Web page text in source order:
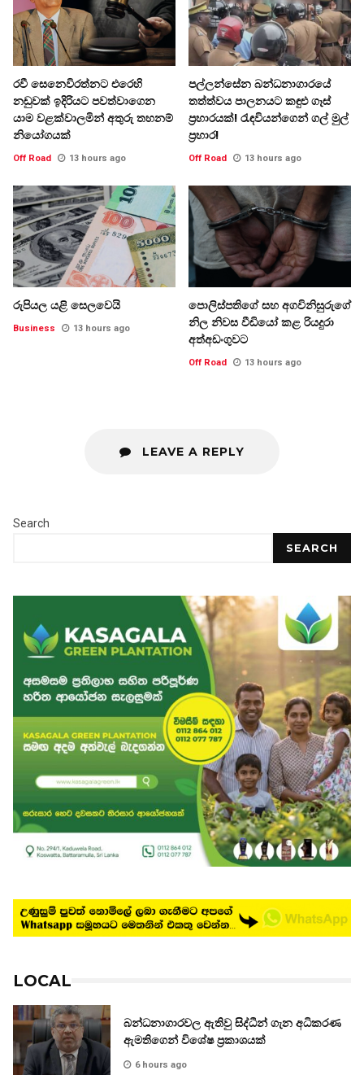
රවී සෙනෙවිරත්නට එරෙහි
නඩුවක් ඉදිරියට පවත්වාගෙන
යාම වළක්වාලමින් අතුරු තහනම්
නියෝගයක්
Off Road 13 hours ago
පල්ලන්සේන බන්ධනාගාරයේ
තත්ත්වය පාලනයට කඳුළු ගෑස්
ප්‍රහාරයක්! රැඳවියන්ගෙන් ගල් මුල්
ප්‍රහාර!
Off Road 13 hours ago
රුපියල යළි සෙලවෙයි
Business 13 hours ago
පොලිස්පතිගේ සහ අගවිනිසුරුගේ
නිල නිවස වීඩියෝ කළ රියදුරා
අත්අඩංගුවට
Off Road 13 hours ago
LEAVE A REPLY
Search
SEARCH
LOCAL
බන්ධනාගාරවල ඇතිවු සිද්ධීන් ගැන අධිකරණ
ඇමතිගෙන් විශේෂ ප්‍රකාශයක්
6 hours ago